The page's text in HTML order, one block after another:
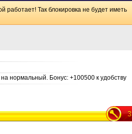
работает! Так блокировка не будет иметь
нормальный. Бонус: +100500 к удобству